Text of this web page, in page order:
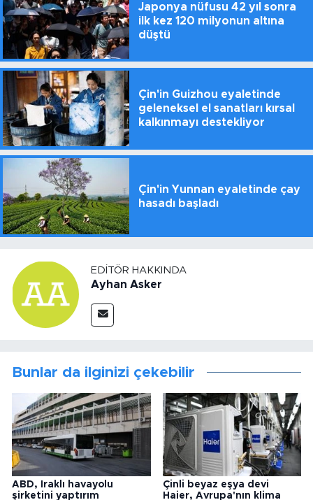
Japonya nüfusu 42 yıl sonra
ilk kez 120 milyonun altına
düştü
Çin'in Guizhou eyaletinde
geleneksel el sanatları kırsal
kalkınmayı destekliyor
Çin'in Yunnan eyaletinde çay
hasadı başladı
EDITÖR HAKKINDA
Ayhan Asker
Bunlar da ilginizi çekebilir
ABD, Iraklı havayolu
şirketini yaptırım
Çinli beyaz eşya devi
Haier, Avrupa'nın klima